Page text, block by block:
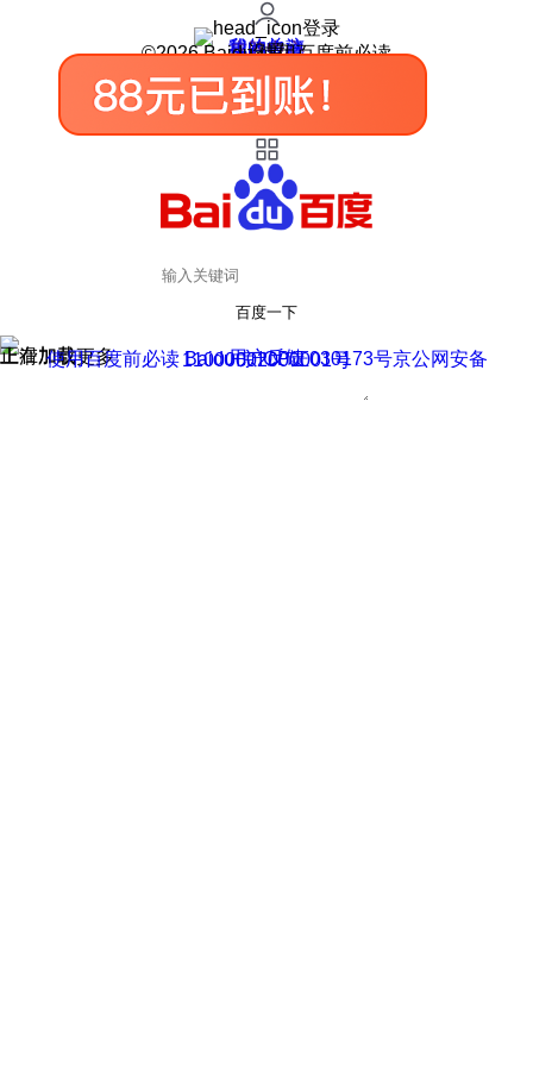
登录
我的关注
我的收藏
皮肤中心
用户反馈
设置
©2026 Baidu 使用百度前必读
百度一下
正在加载
上滑加载更多 用户反馈
使用百度前必读 Baidu 京ICP证030173号
京公网安备11000002000001号